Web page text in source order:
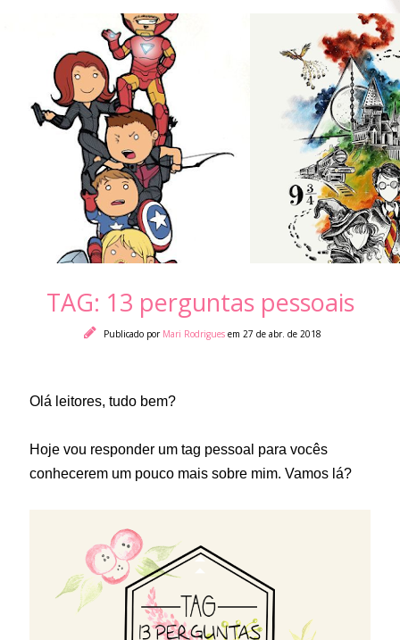
TAG: 13 perguntas pessoais
Publicado por Mari Rodrigues em 27 de abr. de 2018
Olá leitores, tudo bem?
Hoje vou responder um tag pessoal para vocês
conhecerem um pouco mais sobre mim. Vamos lá?